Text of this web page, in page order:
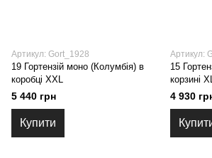
Артикул: Gort_1928
19 Гортензій моно (Колумбія) в
коробці XXL
5 440 грн
Купити
Артикул:
15
корзині
4 930